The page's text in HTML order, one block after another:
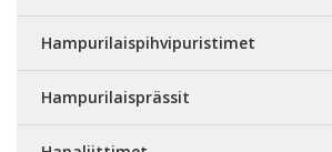
Hampurilaispihvipuristimet
Hampurilaisprässit